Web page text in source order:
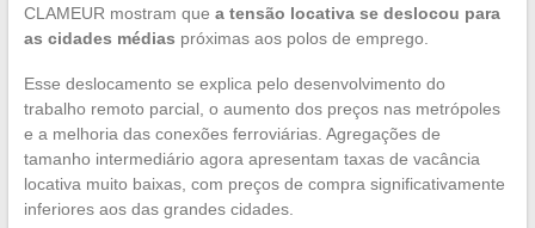
CLAMEUR mostram que a tensão locativa se deslocou para
as cidades médias próximas aos polos de emprego.
Esse deslocamento se explica pelo desenvolvimento do
trabalho remoto parcial, o aumento dos preços nas metrópoles
e a melhoria das conexões ferroviárias. Agregações de
tamanho intermediário agora apresentam taxas de vacância
locativa muito baixas, com preços de compra significativamente
inferiores aos das grandes cidades.